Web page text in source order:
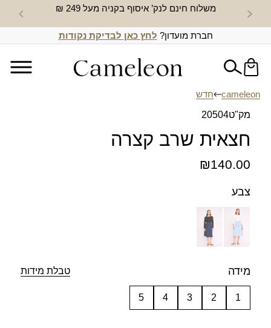
משלוח חינם לנק’ איסוף בקניה מעל 249 ₪ חדש
חברת מועדון? לחץ כאן לבדיקת נקודות
cameleon
חדש
מק"ט20504
חצאית שרב קצרה
₪140.00
צבע
מידה טבלת מידות
1
2
3
4
5